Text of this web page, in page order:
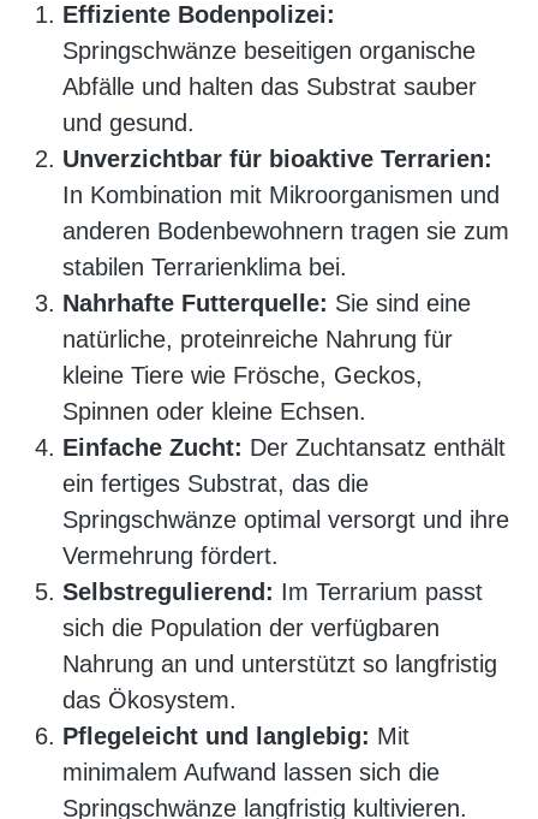
Effiziente Bodenpolizei:
Springschwänze beseitigen organische
Abfälle und halten das Substrat sauber
und gesund.
Unverzichtbar für bioaktive Terrarien:
In Kombination mit Mikroorganismen und
anderen Bodenbewohnern tragen sie zum
stabilen Terrarienklima bei.
Nahrhafte Futterquelle: Sie sind eine
natürliche, proteinreiche Nahrung für
kleine Tiere wie Frösche, Geckos,
Spinnen oder kleine Echsen.
Einfache Zucht: Der Zuchtansatz enthält
ein fertiges Substrat, das die
Springschwänze optimal versorgt und ihre
Vermehrung fördert.
Selbstregulierend: Im Terrarium passt
sich die Population der verfügbaren
Nahrung an und unterstützt so langfristig
das Ökosystem.
Pflegeleicht und langlebig: Mit
minimalem Aufwand lassen sich die
Springschwänze langfristig kultivieren.